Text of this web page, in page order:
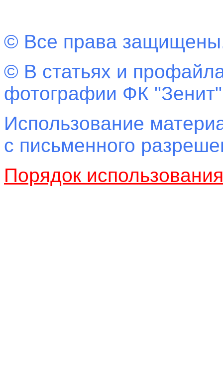
© Все права
© В статьях и
фотографии ФК
Использование
с письменного
Порядок